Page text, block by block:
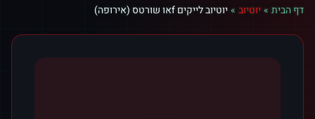
דף הבית »יוטיוב »יוטיוב לייקים fאו שורטס (אירופה)